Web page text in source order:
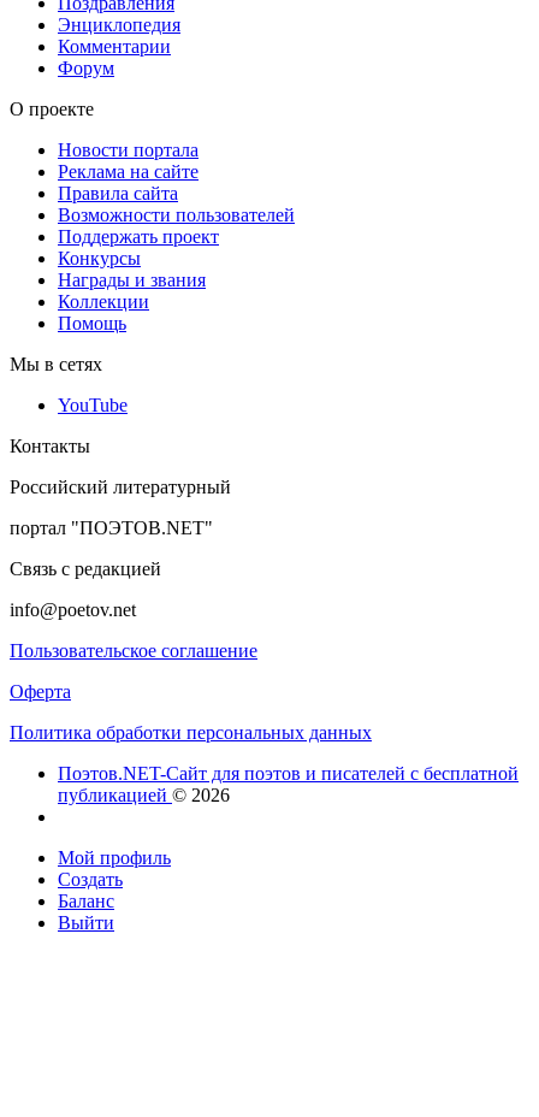
Энциклопедия
Комментарии
Форум
О проекте
Новости портала
Реклама на сайте
Правила сайта
Возможности пользователей
Поддержать проект
Конкурсы
Награды и звания
Коллекции
Помощь
Мы в сетях
YouTube
Контакты
Российский литературный
портал "ПОЭТОВ.NET"
Связь с редакцией
info@poetov.net
Пользовательское соглашение
Оферта
Политика обработки персональных данных
Поэтов.NET-Сайт для поэтов и писателей с бесплатной
публикацией © 2026
Мой профиль
Создать
Баланс
Выйти